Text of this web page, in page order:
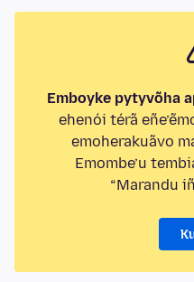
Emboyke pytyvõha
ehenói térã
emoherakuãvo
Emombe’u
“Marandu